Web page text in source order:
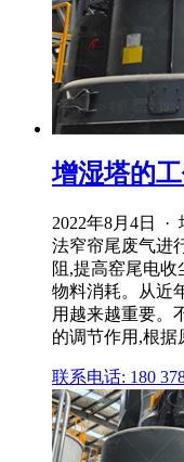
增湿塔的
2022年8月4日 ·
法窄帘尾废气进
阻,提高窑尾电
物料消耗。从近
用越来越重要。
的调节作用,根据
联系电话: 180